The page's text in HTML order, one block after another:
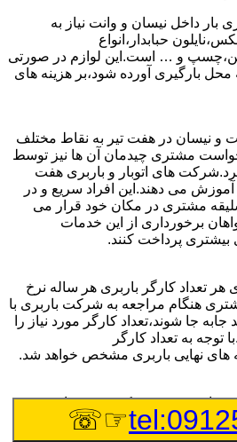
بار داخل نیسان و وانت نیاز به
حبابدار،انواع
و … است.این لوازم در صورتی
بارگیری آورده شود،بر هزینه های
و نیسان در هفت تیر به نقاط مختلف
مشتری چیدمان آن ها نیز توسط
های اتوبار و باربری هفت
آموزش می دهند.این افراد سریع و در
مشتری در مکان خود قرار می
برخورداری از این خدمات
بیشتری پرداخت کنند.
هر تعداد کارگر باربری هر ساله نرخ
هنگام مراجعه به شرکت باربری با
جابه جا شوند،تعداد کارگر مورد نیاز را
به تعداد کارگر
های نهایی باربری مشخص خواهد شد.
نیسان در صورتی که پروسه باربری
خواهد یافت.این مدت
اتحادیه باربری تعیین شده
☞☏